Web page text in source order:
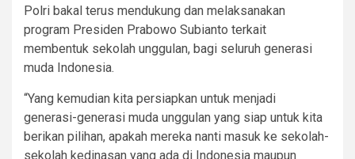
Polri bakal terus mendukung dan melaksanakan
program Presiden Prabowo Subianto terkait
membentuk sekolah unggulan, bagi seluruh generasi
muda Indonesia.
“Yang kemudian kita persiapkan untuk menjadi
generasi-generasi muda unggulan yang siap untuk kita
berikan pilihan, apakah mereka nanti masuk ke sekolah-
sekolah kedinasan yang ada di Indonesia maupun